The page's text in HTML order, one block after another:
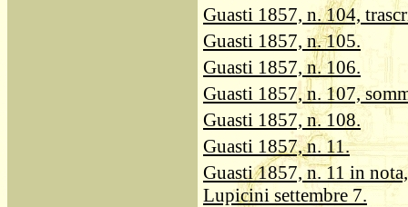
Guasti 1857, n. 104,
Guasti 1857, n. 105.
Guasti 1857, n. 106.
Guasti 1857, n. 107,
Guasti 1857, n. 108.
Guasti 1857, n. 11.
Guasti 1857, n. 11 in
Lupicini settembre 7.